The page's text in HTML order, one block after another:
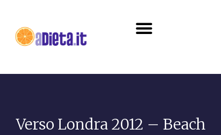
Verso Londra 2012 – Beach